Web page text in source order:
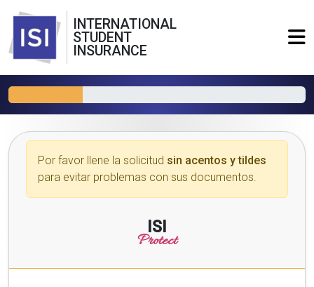
INTERNATIONAL
STUDENT
INSURANCE
Por favor llene la solicitud sin acentos y tildes
para evitar problemas con sus documentos.
ISI
Protect